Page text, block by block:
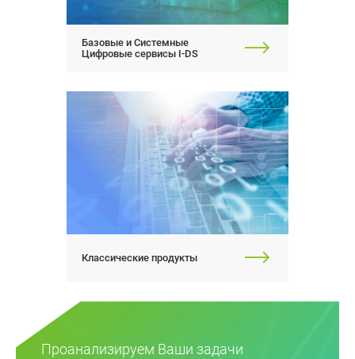
Базовые и Системные
Цифровые сервисы I-DS
Классические продукты
Проанализируем Ваши задачи